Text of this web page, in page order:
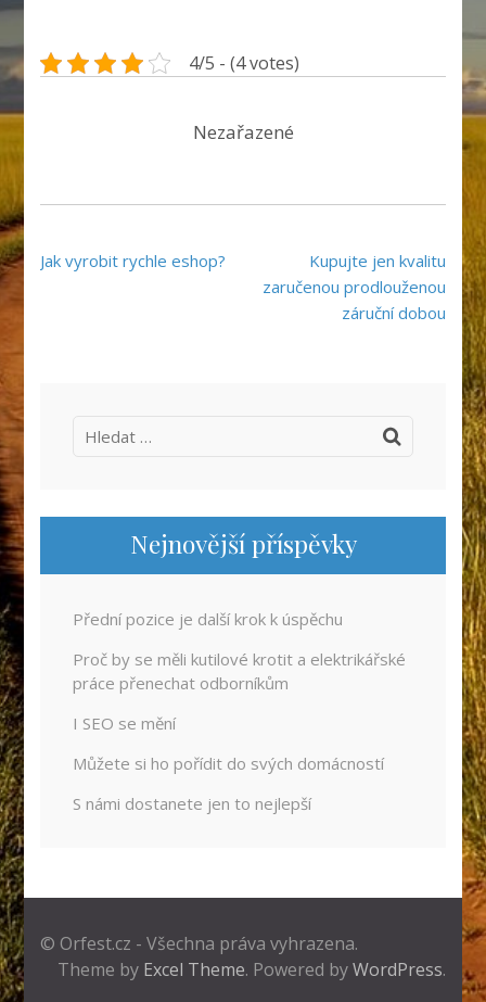
4/5 - (4 votes)
Nezařazené
Navigace
Jak vyrobit rychle eshop?
Kupujte jen kvalitu
zaručenou prodlouženou
záruční dobou
Vyhledávání
Nejnovější příspěvky
Přední pozice je další krok k úspěchu
Proč by se měli kutilové krotit a elektrikářské
práce přenechat odborníkům
I SEO se mění
Můžete si ho pořídit do svých domácností
S námi dostanete jen to nejlepší
© Orfest.cz - Všechna práva vyhrazena.
Theme by Excel Theme. Powered byWordPress.